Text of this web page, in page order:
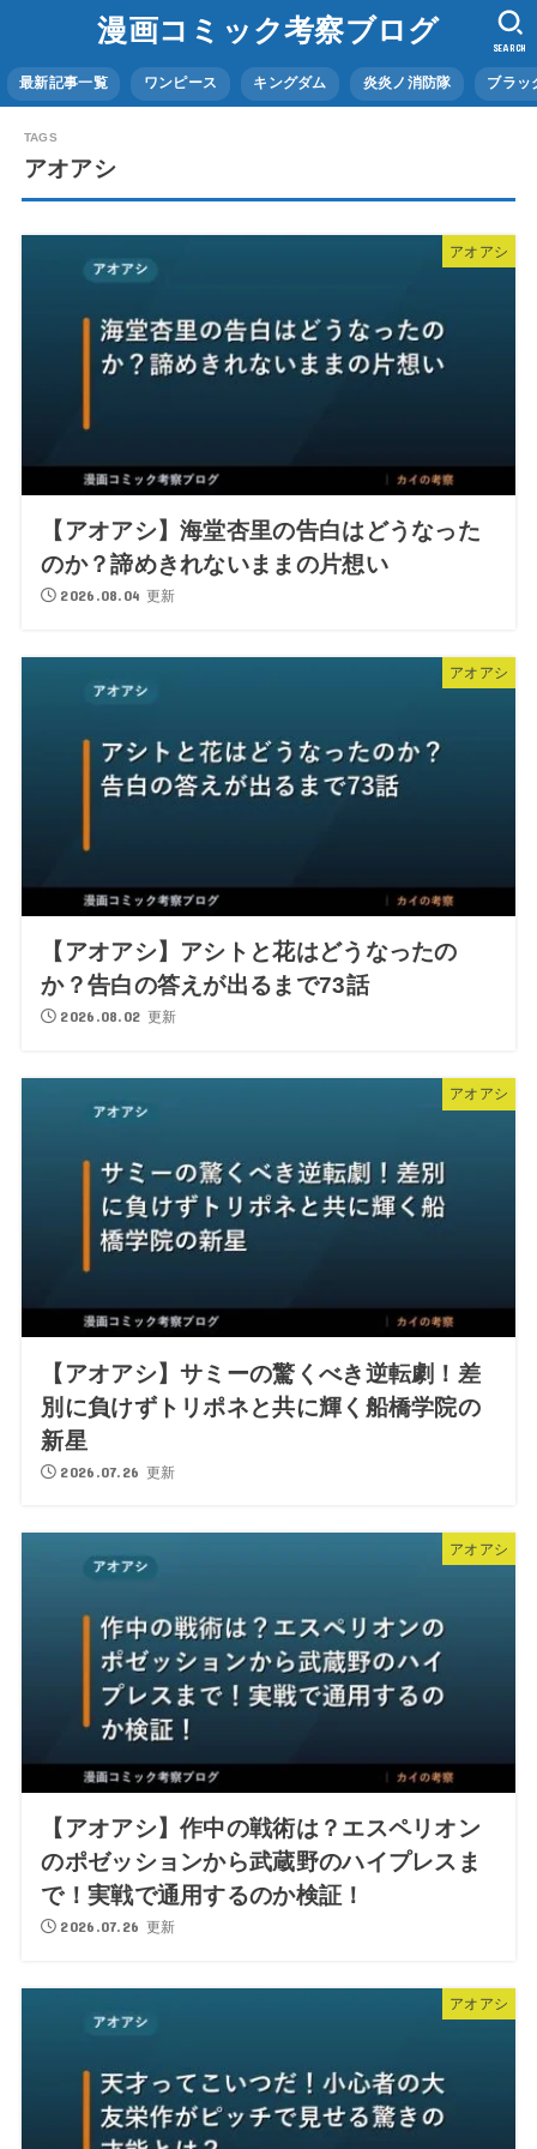
漫画コミック考察ブログ
最新記事一覧 ワンピース キングダム 炎炎ノ消防隊 ブラッ
SEARCH
アオアシ
アオアシ
【アオアシ】海堂杏里の告白はどうなった
のか？諦めきれないままの片想い
2026.08.04 更新
アオアシ
【アオアシ】アシトと花はどうなったの
か？告白の答えが出るまで73話
2026.08.02 更新
アオアシ
【アオアシ】サミーの驚くべき逆転劇！差
別に負けずトリポネと共に輝く船橋学院の
新星
2026.07.26 更新
アオアシ
【アオアシ】作中の戦術は？エスペリオン
のポゼッションから武蔵野のハイプレスま
で！実戦で通用するのか検証！
2026.07.26 更新
アオアシ